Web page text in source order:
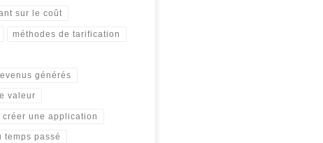
sur le coût
méthodes de tarification
générés
valeur
une application
temps passé